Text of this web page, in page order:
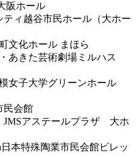
阪ホール
ティ越谷市民ホール（大ホー
文化ホール まほら
あきた芸術劇場ミルハス
女子大学グリーンホール
民会館
JMSアステールプラザ 大ホ
本特殊陶業市民会館ビレッ